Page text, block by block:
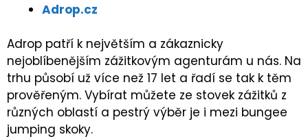
Adrop.cz
Adrop patří k největším a zákaznicky
nejoblíbenějším zážitkovým agenturám u nás. Na
trhu působí už více než 17 let a řadí se tak k těm
prověřeným. Vybírat můžete ze stovek zážitků z
různých oblastí a pestrý výběr je i mezi bungee
jumping skoky.